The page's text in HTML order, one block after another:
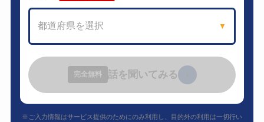
都道府県を選択 ▼
完全無料 話を聞いてみる
※ご入力情報はサービス提供のためにのみ利用し、目的外の利用は一切行い